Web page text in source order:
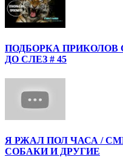
ПОДБОРКА
ДО СЛЕЗ # 45
Я РЖАЛ ПОЛ ЧАСА /
СОБАКИ И ДРУГИЕ